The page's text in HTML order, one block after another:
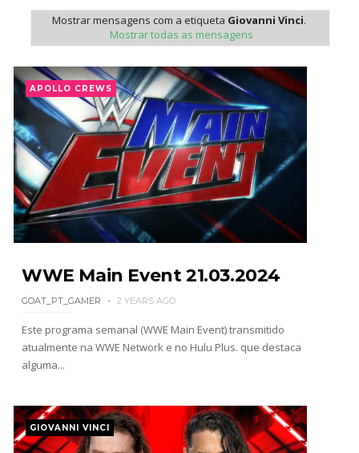
de interromper combate de Brie Bella após
lesão grave no ombro
SCSA867- Aug 07 2026
WWE: Nikki Bella não quer continuar na WWE
sem Brie Bella
SCSA867 Aug 07 2026
AEW: Samoa Joe faz tease de regresso no All In
WWE: Possível adversário de Roman Reigns no
SCSA867-Aug 07 2026
Mostrar mensagens com a etiqueta Giovanni Vinci.
Mostrar todas as mensagens
APOLLO CREWS
WWE Main Event 21.03.2024
GOAT_PT_GAMER 2 YEARS AGO
Este programa semanal (WWE Main Event) transmitido
atualmente na WWE Network e no Hulu Plus. que destaca
alguma...
GIOVANNI VINCI